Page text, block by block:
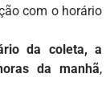
com o horário
da coleta, a
da manhã,